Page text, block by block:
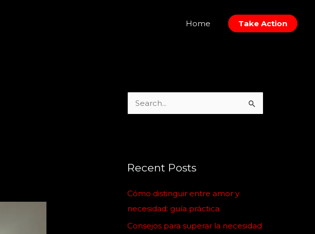
Home Take Action
c
f
o
r
Recent Posts
Cómo distinguir entre amor y
necesidad: guía práctica
Consejos para superar la necesidad